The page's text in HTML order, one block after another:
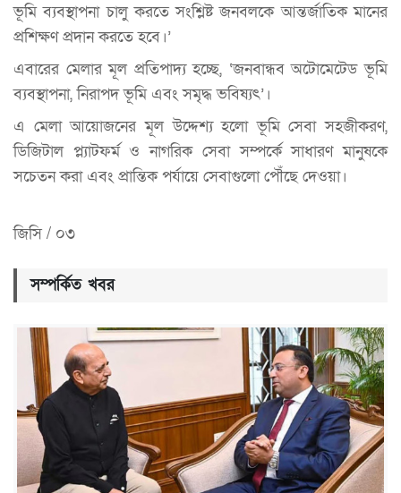
ভূমি ব্যবস্থাপনা চালু করতে সংশ্লিষ্ট জনবলকে আন্তর্জাতিক মানের
প্রশিক্ষণ প্রদান করতে হবে।’
এবারের মেলার মূল প্রতিপাদ্য হচ্ছে, ‘জনবান্ধব অটোমেটেড ভূমি
ব্যবস্থাপনা, নিরাপদ ভূমি এবং সমৃদ্ধ ভবিষ্যৎ’।
এ মেলা আয়োজনের মূল উদ্দেশ্য হলো ভূমি সেবা সহজীকরণ,
ডিজিটাল প্ল্যাটফর্ম ও নাগরিক সেবা সম্পর্কে সাধারণ মানুষকে
সচেতন করা এবং প্রান্তিক পর্যায়ে সেবাগুলো পৌঁছে দেওয়া।
জিসি / ০৩
সম্পর্কিত খবর